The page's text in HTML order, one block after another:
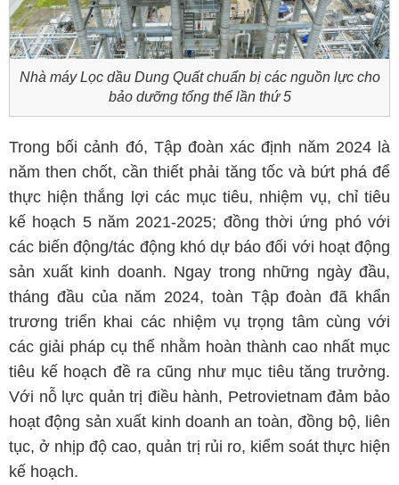
Nhà máy Lọc dầu Dung Quất chuẩn bị các nguồn lực cho
bảo dưỡng tổng thể lần thứ 5
Trong bối cảnh đó, Tập đoàn xác định năm 2024 là
năm then chốt, cần thiết phải tăng tốc và bứt phá để
thực hiện thắng lợi các mục tiêu, nhiệm vụ, chỉ tiêu
kế hoạch 5 năm 2021-2025; đồng thời ứng phó với
các biến động/tác động khó dự báo đối với hoạt động
sản xuất kinh doanh. Ngay trong những ngày đầu,
tháng đầu của năm 2024, toàn Tập đoàn đã khẩn
trương triển khai các nhiệm vụ trọng tâm cùng với
các giải pháp cụ thể nhằm hoàn thành cao nhất mục
tiêu kế hoạch đề ra cũng như mục tiêu tăng trưởng.
Với nỗ lực quản trị điều hành, Petrovietnam đảm bảo
hoạt động sản xuất kinh doanh an toàn, đồng bộ, liên
tục, ở nhịp độ cao, quản trị rủi ro, kiểm soát thực hiện
kế hoạch.